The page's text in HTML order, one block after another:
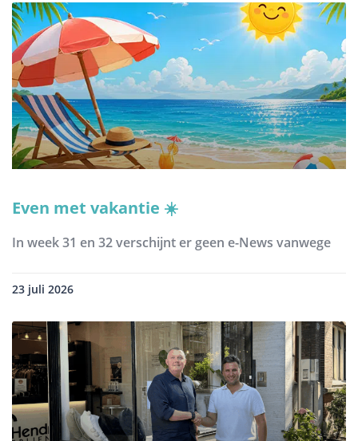
Even met vakantie ☀️
In week 31 en 32 verschijnt er geen e-News vanwege
23 juli 2026